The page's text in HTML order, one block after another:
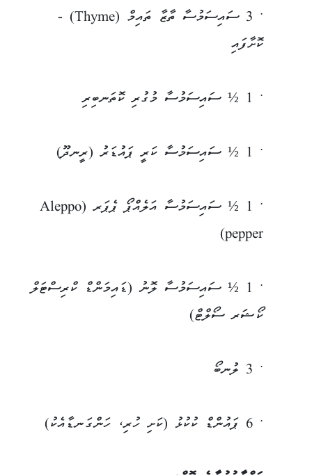
• 3 ސައިސަމުސާ ތާޒާ ތައިމް (Thyme) -
ކޮށާފައި
• 1 ½ ސައިސަމުސާ މުގުރި ކޮތަނބިރި
• 1 ½ ސައިސަމުސާ ކަރީ ޕައުޑަރު (ރީނދޫ)
• 1 ½ ސައިސަމުސާ އަލެއްޕޯ ޕެޕަރ (Aleppo
pepper)
• 1 ½ ސައިސަމުސާ ލޮނު (ޑައިމަންޑް ކްރިސްޓަލް
ކޯޝަރ ސޯލްޓް)
• 3 ލުނބޯ
• 6 ޕައުންޑް ކުކުޅު (ކަށި ހުރި، ހަންގަނޑާއެކު)